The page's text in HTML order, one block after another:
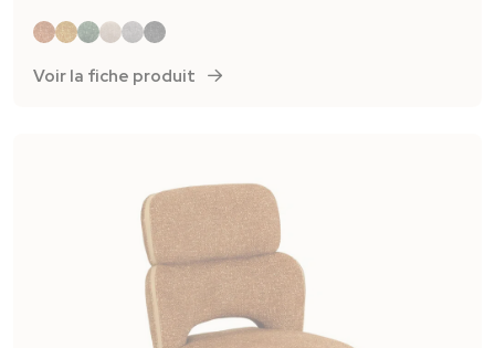
Voir la fiche produit